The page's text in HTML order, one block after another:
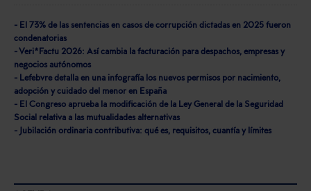
- El 73% de las sentencias en casos de corrupción dictadas en 2025 fueron
condenatorias
- Veri*Factu 2026: Así cambia la facturación para despachos, empresas y
negocios autónomos
- Lefebvre detalla en una infografía los nuevos permisos por nacimiento,
adopción y cuidado del menor en España
- El Congreso aprueba la modificación de la Ley General de la Seguridad
Social relativa a las mutualidades alternativas
- Jubilación ordinaria contributiva: qué es, requisitos, cuantía y límites